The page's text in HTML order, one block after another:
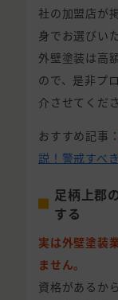
社の加盟店が
身でお選びい
外壁塗装は高
ので、是非プ
介させてくださ
おすすめ記事
説！警戒すべ
足柄上郡
する
実は外壁塗装
ません。
資格があるか